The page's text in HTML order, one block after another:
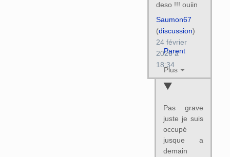
deso !!! ouiin
Parent
Plus
Saumon67
(discussion)
24 février
2026 à
18:34
Pas grave
juste je suis
occupé
jusque a
demain